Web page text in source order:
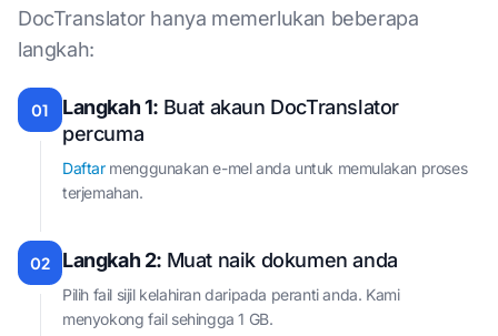
DocTranslator hanya memerlukan beberapa
langkah:
01 Langkah 1: Buat akaun DocTranslator
percuma
Daftarmenggunakan e-mel anda untuk memulakan proses
terjemahan.
02 Langkah 2: Muat naik dokumen anda
Pilih fail sijil kelahiran daripada peranti anda. Kami
menyokong fail sehingga 1 GB.